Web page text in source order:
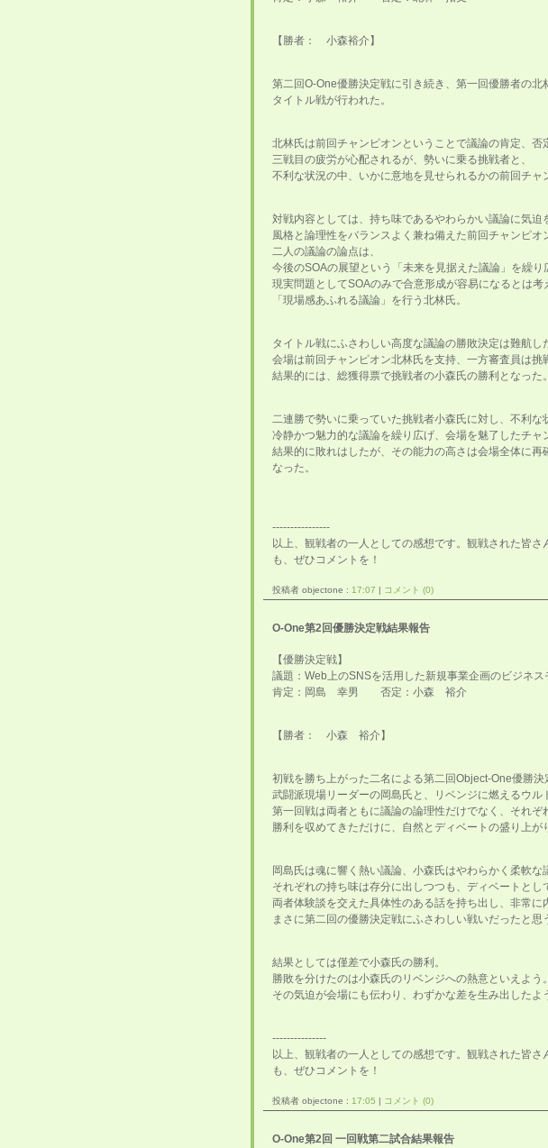
【勝者： 小森裕介】
第二回O-One優勝決定戦に引き続き、第一回優勝者の北
タイトル戦が行われた。
北林氏は前回チャンピオンということで議論の肯定、否
三戦目の疲労が心配されるが、勢いに乗る挑戦者と、
不利な状況の中、いかに意地を見せられるかの前回チャ
対戦内容としては、持ち味であるやわらかい議論に気迫
風格と論理性をバランスよく兼ね備えた前回チャンピオ
二人の議論の論点は、
今後のSOAの展望という「未来を見据えた議論」を繰り
現実問題としてSOAのみで合意形成が容易になるとは考
「現場感あふれる議論」を行う北林氏。
タイトル戦にふさわしい高度な議論の勝敗決定は難航し
会場は前回チャンピオン北林氏を支持、一方審査員は挑
結果的には、総獲得票で挑戦者の小森氏の勝利となった。
二連勝で勢いに乗っていた挑戦者小森氏に対し、不利な
冷静かつ魅力的な議論を繰り広げ、会場を魅了したチャ
結果的に敗れはしたが、その能力の高さは会場全体に再
なった。
----------------
以上、観戦者の一人としての感想です。観戦された皆さ
も、ぜひコメントを！
投稿者 objectone : 17:07 | コメント (0)
O-One第2回優勝決定戦結果報告
【優勝決定戦】
議題：Web上のSNSを活用した新規事業企画のビジネ
肯定：岡島 幸男 否定：小森 裕介
【勝者： 小森 裕介】
初戦を勝ち上がった二名による第二回Object-One優勝決
武闘派現場リーダーの岡島氏と、リベンジに燃えるウル
第一回戦は両者ともに議論の論理性だけでなく、それぞ
勝利を収めてきただけに、自然とディベートの盛り上が
岡島氏は魂に響く熱い議論、小森氏はやわらかく柔軟な
それぞれの持ち味は存分に出しつつも、ディベートとし
両者体験談を交えた具体性のある話を持ち出し、非常に
まさに第二回の優勝決定戦にふさわしい戦いだったと思
結果としては僅差で小森氏の勝利。
勝敗を分けたのは小森氏のリベンジへの熱意といえよう。
その気迫が会場にも伝わり、わずかな差を生み出したよ
---------------
以上、観戦者の一人としての感想です。観戦された皆さ
も、ぜひコメントを！
投稿者 objectone : 17:05 | コメント (0)
O-One第2回 一回戦第二試合結果報告